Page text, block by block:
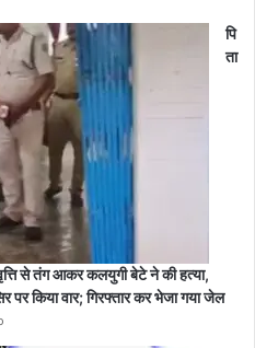
पि
ता
से तंग आकर कलयुगी बेटे ने की हत्या,
पर किया वार; गिरफ्तार कर भेजा गया जेल